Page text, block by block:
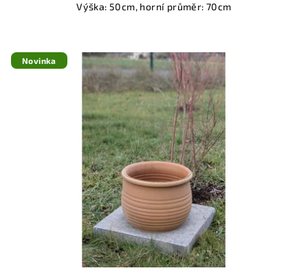
Výška: 50cm, horní průměr: 70cm
Novinka